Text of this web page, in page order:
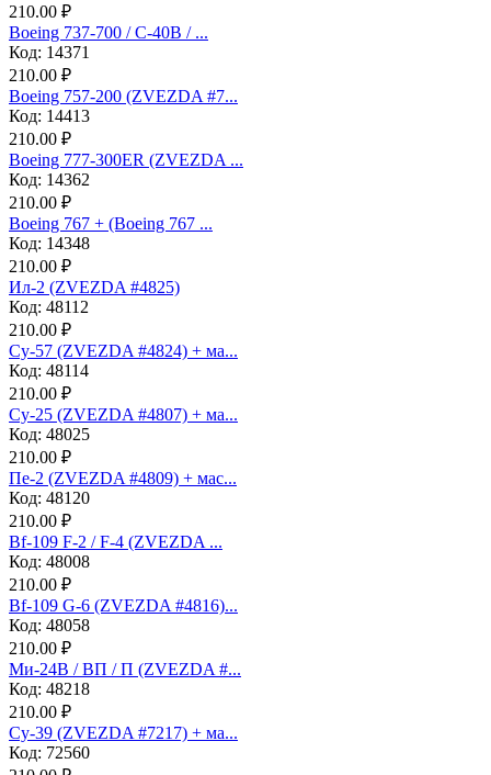
210.00 ₽
Boeing 737-700 / C-40B / ...
Код: 14371
210.00 ₽
Boeing 757-200 (ZVEZDA #7...
Код: 14413
210.00 ₽
Boeing 777-300ER (ZVEZDA ...
Код: 14362
210.00 ₽
Boeing 767 + (Boeing 767 ...
Код: 14348
210.00 ₽
Ил-2 (ZVEZDA #4825)
Код: 48112
210.00 ₽
Су-57 (ZVEZDA #4824) + ма...
Код: 48114
210.00 ₽
Су-25 (ZVEZDA #4807) + ма...
Код: 48025
210.00 ₽
Пе-2 (ZVEZDA #4809) + мас...
Код: 48120
210.00 ₽
Bf-109 F-2 / F-4 (ZVEZDA ...
Код: 48008
210.00 ₽
Bf-109 G-6 (ZVEZDA #4816)...
Код: 48058
210.00 ₽
Ми-24В / ВП / П (ZVEZDA #...
Код: 48218
210.00 ₽
Су-39 (ZVEZDA #7217) + ма...
Код: 72560